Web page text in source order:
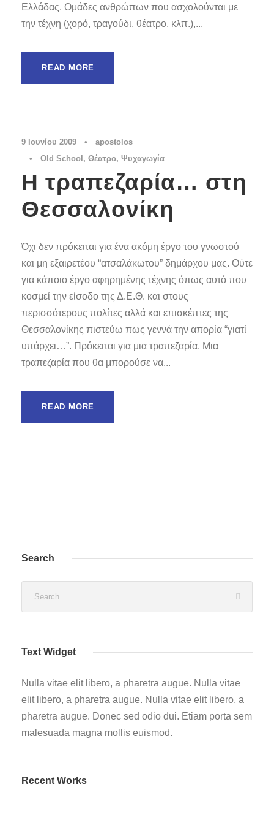
Ελλάδας. Ομάδες ανθρώπων που ασχολούνται με
την τέχνη (χορό, τραγούδι, θέατρο, κλπ.),...
READ MORE
9 Ιουνίου 2009 •
apostolos
•
Old School , Θέατρο, Ψυχαγωγία
Η τραπεζαρία… στη
Θεσσαλονίκη
Όχι δεν πρόκειται για ένα ακόμη έργο του γνωστού
και μη εξαιρετέου “ατσαλάκωτου” δημάρχου μας. Ούτε
για κάποιο έργο αφηρημένης τέχνης όπως αυτό που
κοσμεί την είσοδο της Δ.Ε.Θ. και στους
περισσότερους πολίτες αλλά και επισκέπτες της
Θεσσαλονίκης πιστεύω πως γεννά την απορία “γιατί
υπάρχει…”. Πρόκειται για μια τραπεζαρία. Μια
τραπεζαρία που θα μπορούσε να...
READ MORE
Search
Text Widget
Nulla vitae elit libero, a pharetra augue. Nulla vitae
elit libero, a pharetra augue. Nulla vitae elit libero, a
pharetra augue. Donec sed odio dui. Etiam porta sem
malesuada magna mollis euismod.
Recent Works